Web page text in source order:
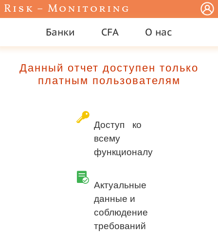
Risk – Monitoring
Банки CFA О нас
Данный отчет доступен только
платным пользователям
Доступ ко
всему
функционалу
Актуальные
данные и
соблюдение
требований